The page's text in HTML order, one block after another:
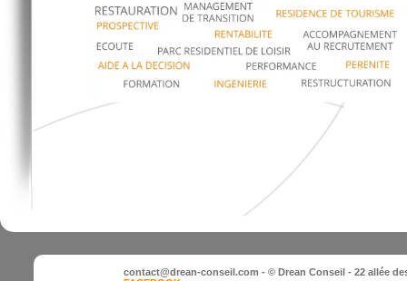
contact@drean-conseil.com - © Drean Conseil - 22 allée